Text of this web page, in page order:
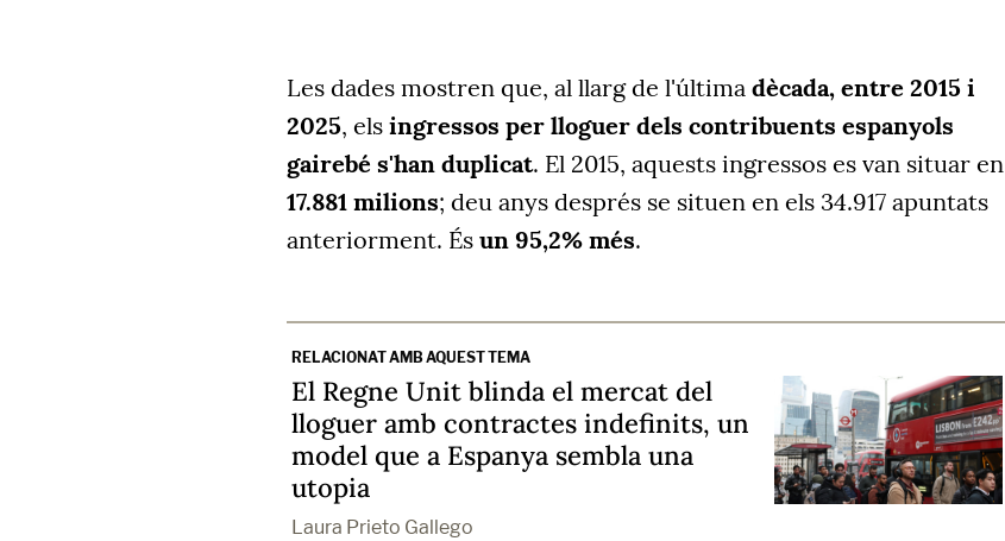
Les dades mostren que, al llarg de l'última dècada, entre 2015 i
2025, els ingressos per lloguer dels contribuents espanyols
gairebé s'han duplicat. El 2015, aquests ingressos es van situar en
17.881 milions; deu anys després se situen en els 34.917 apuntats
anteriorment. És un 95,2% més.
RELACIONAT AMB AQUEST TEMA
El Regne Unit blinda el mercat del
lloguer amb contractes indefinits, un
model que a Espanya sembla una
utopia
Laura Prieto Gallego